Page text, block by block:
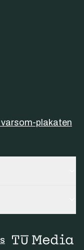
plakaten